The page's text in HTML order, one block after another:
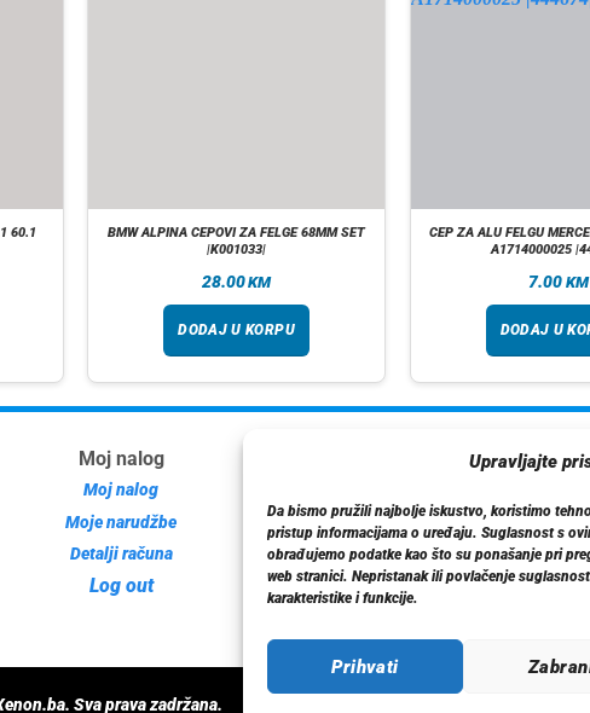
Upravljajte
Da bismo pružili najbolje iskustvo, koristimo
pristup informacijama o uređaju. Suglasnost s
obrađujemo podatke kao što su ponašanje pri
web stranici. Nepristanak ili povlačenje
karakteristike i funkcije.
Prihvati
60.1
BMW ALPINA CEPOVI ZA FELGE 68MM SET
|K001033|
28.00KM
DODAJ U KORPU
CEP ZA ALU FELGU
A1714000025
7.00 KM
DODAJ U
Moj nalog
Moj nalog
Moje narudžbe
Detalji računa
Log out
Dostava
Politika privatnosti
Kontakt
Sva prava zadržana.